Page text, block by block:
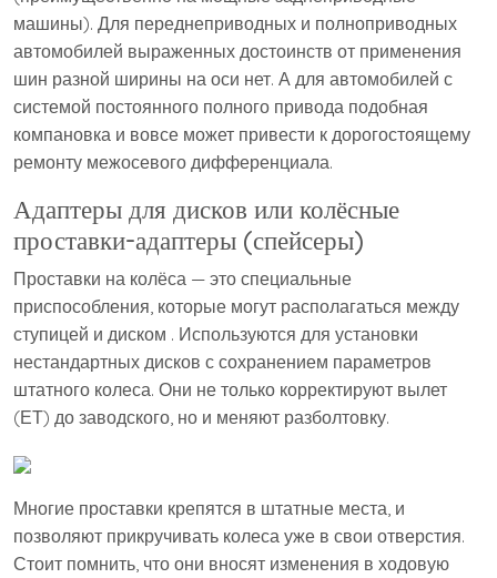
машины). Для переднеприводных и полноприводных
автомобилей выраженных достоинств от применения
шин разной ширины на оси нет. А для автомобилей с
системой постоянного полного привода подобная
компановка и вовсе может привести к дорогостоящему
ремонту межосевого дифференциала.
Адаптеры для дисков или колёсные
проставки-адаптеры (спейсеры)
Проставки на колёса — это специальные
приспособления, которые могут располагаться между
ступицей и диском . Используются для установки
нестандартных дисков с сохранением параметров
штатного колеса. Они не только корректируют вылет
(ЕТ) до заводского, но и меняют разболтовку.
Многие проставки крепятся в штатные места, и
позволяют прикручивать колеса уже в свои отверстия.
Стоит помнить, что они вносят изменения в ходовую